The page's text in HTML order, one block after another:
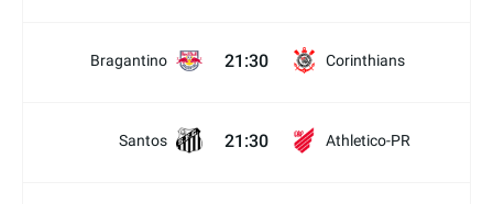
Bragantino 21:30 Corinthians
Santos 21:30 Athletico-PR